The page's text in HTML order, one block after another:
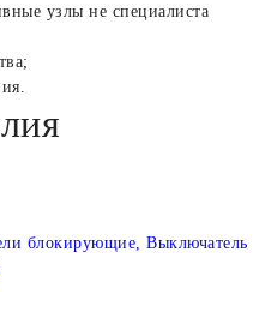
узлы не специалиста
блокирующие, Выключатель